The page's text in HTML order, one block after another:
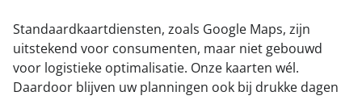
Standaardkaartdiensten, zoals Google Maps, zijn
uitstekend voor consumenten, maar niet gebouwd
voor logistieke optimalisatie. Onze kaarten wél.
Daardoor blijven uw planningen ook bij drukke dagen